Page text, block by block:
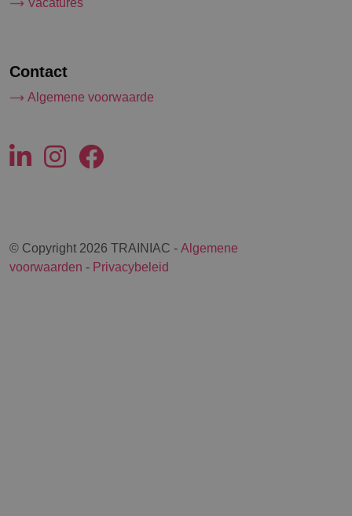
Contact
Algemene voorwaarde
© Copyright 2026 TRAINIAC -Algemene
voorwaarden - Privacybeleid